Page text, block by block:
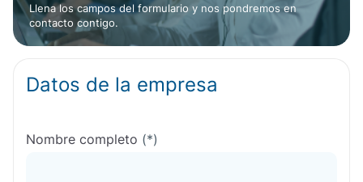
Llena los campos del formulario y nos pondremos en
contacto contigo.
Datos de la empresa
Nombre completo (*)